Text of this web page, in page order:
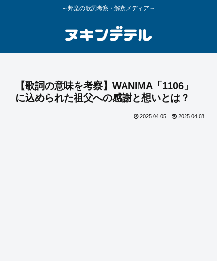
～邦楽の歌詞考察・解釈メディア～
【歌詞の意味を考察】WANIMA「1106」
に込められた祖父への感謝と想いとは？
2025.04.05 2025.04.08